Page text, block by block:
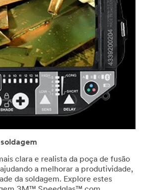
clara e realista da poça de fusão
a melhorar a produtividade,
da soldagem. Explore estes